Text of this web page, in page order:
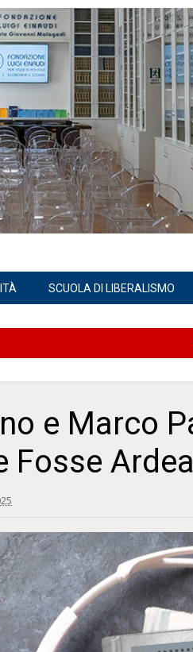
SCUOLA DI LIBERALISMO
e Marco
Fosse